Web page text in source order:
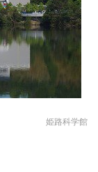
姫路科学館